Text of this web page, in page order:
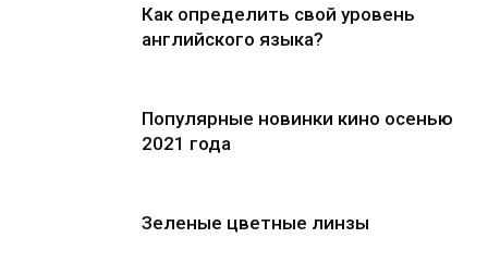
Как определить свой уровень
английского языка?
Популярные новинки кино осенью
2021 года
Зеленые цветные линзы